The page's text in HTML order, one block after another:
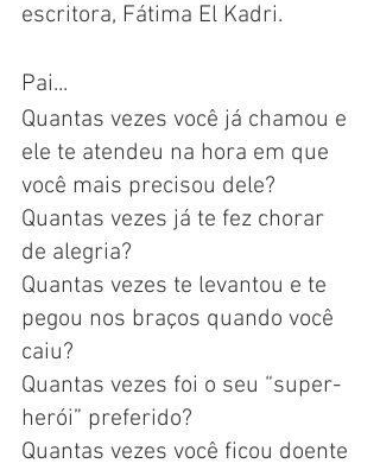
escritora, Fátima El Kadri.
Pai...
Quantas vezes você já chamou e
ele te atendeu na hora em que
você mais precisou dele?
Quantas vezes já te fez chorar
de alegria?
Quantas vezes te levantou e te
pegou nos braços quando você
caiu?
Quantas vezes foi o seu “super-
herói” preferido?
Quantas vezes você ficou doente